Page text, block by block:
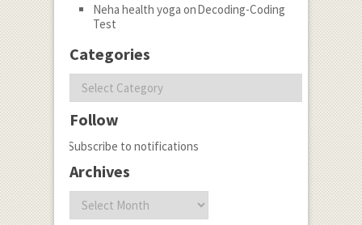
Neha health yoga onDecoding-Coding
Test
Categories
Categories
Follow
Subscribe to notifications
Archives
Archives